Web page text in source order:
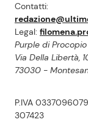
Contatti:
Legal:
Purple di Procopio
Via Della Libertà,
73030 -
P.IVA
307423